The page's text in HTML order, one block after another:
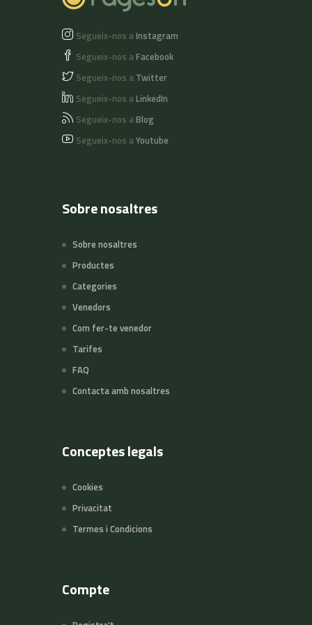
Segueix-nos aInstagram
Segueix-nos aFacebook
Segueix-nos a Twitter
Segueix-nos aLinkedIn
Segueix-nos aBlog
Segueix-nos aYoutube
Sobre nosaltres
Sobre nosaltres
Productes
Categories
Venedors
Com fer-te venedor
Tarifes
FAQ
Contacta amb nosaltres
Conceptes legals
Cookies
Privacitat
Termes i Condicions
Compte